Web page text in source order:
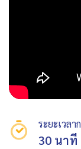
ระยะเวลา
30 นาที